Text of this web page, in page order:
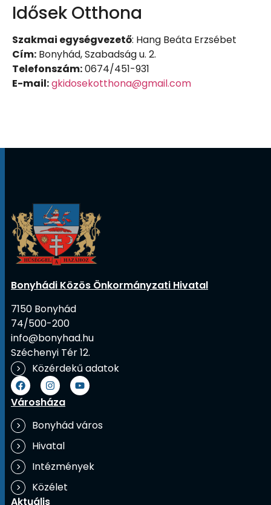
Idősek Otthona
Szakmai egységvezető: Hang Beáta Erzsébet
Cím: Bonyhád, Szabadság u. 2.
Telefonszám:0674/451-931
E-mail:gkidosekotthona@gmail.com
Bonyhádi Közös Önkormányzati Hivatal
7150 Bonyhád
74/500-200
info@bonyhad.hu
Széchenyi Tér 12.
Közérdekű adatok
Városháza
Bonyhád város
Hivatal
Intézmények
Közélet
Aktuális